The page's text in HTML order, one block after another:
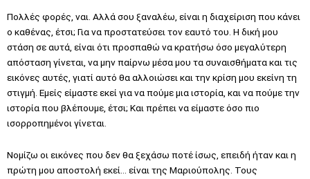
Πολλές φορές, ναι. Αλλά σου ξαναλέω, είναι η διαχείριση που κάνει
ο καθένας, έτσι; Για να προστατεύσει τον εαυτό του. Η δική μου
στάση σε αυτά, είναι ότι προσπαθώ να κρατήσω όσο μεγαλύτερη
απόσταση γίνεται, να μην παίρνω μέσα μου τα συναισθήματα και τις
εικόνες αυτές, γιατί αυτό θα αλλοιώσει και την κρίση μου εκείνη τη
στιγμή. Εμείς είμαστε εκεί για να πούμε μια ιστορία, και να πούμε την
ιστορία που βλέπουμε, έτσι; Και πρέπει να είμαστε όσο πιο
ισορροπημένοι γίνεται.
Νομίζω οι εικόνες που δεν θα ξεχάσω ποτέ ίσως, επειδή ήταν και η
πρώτη μου αποστολή εκεί… είναι της Μαριούπολης. Τους